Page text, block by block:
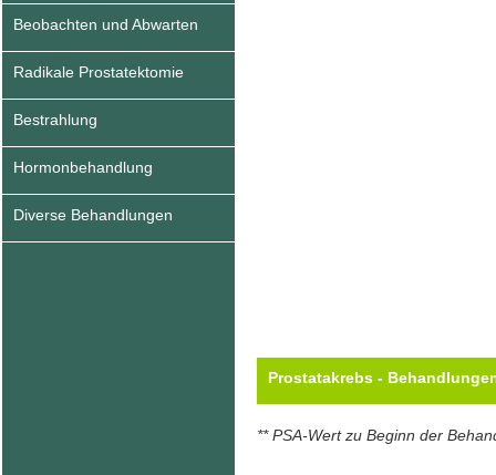
Beobachten und Abwarten
Radikale Prostatektomie
Bestrahlung
Hormonbehandlung
Diverse Behandlungen
Prostatakrebs -
** PSA-Wert zu Beginn der